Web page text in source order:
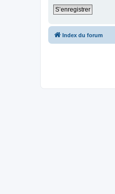
S’enregistrer
Index du forum